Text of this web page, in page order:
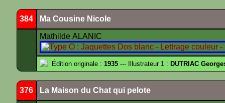
384 Ma Cousine Nicole
Mathilde ALANIC
Édition originale : 1935 --- Illustrateur 1 : DUTRIAC
376 La Maison du Chat qui pelote